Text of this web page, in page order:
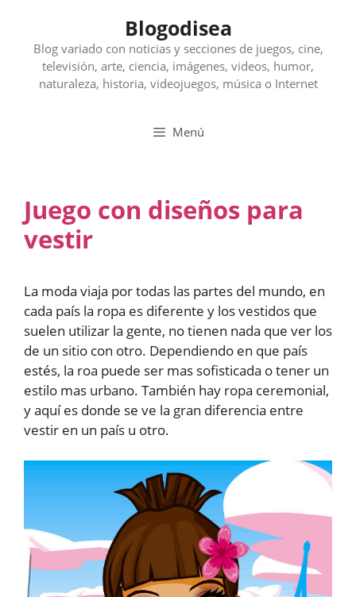
contenido
Blogodisea
Blog variado con noticias y secciones de juegos, cine,
televisión, arte, ciencia, imágenes, videos, humor,
naturaleza, historia, videojuegos, música o Internet
Menú
Juego con diseños para
vestir
La moda viaja por todas las partes del mundo, en
cada país la ropa es diferente y los vestidos que
suelen utilizar la gente, no tienen nada que ver los
de un sitio con otro. Dependiendo en que país
estés, la roa puede ser mas sofisticada o tener un
estilo mas urbano. También hay ropa ceremonial,
y aquí es donde se ve la gran diferencia entre
vestir en un país u otro.